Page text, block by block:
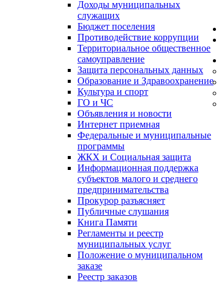
Доходы муниципальных
служащих
Бюджет поселения
Противодействие коррупции
Территориальное общественное
самоуправление
Защита персональных данных
Образование и Здравоохранение
Культура и спорт
ГО и ЧС
Объявления и новости
Интернет приемная
Федеральные и муниципальные
программы
ЖКХ и Социальная защита
Информационная поддержка
субъектов малого и среднего
предпринимательства
Прокурор разъясняет
Публичные слушания
Книга Памяти
Регламенты и реестр
муниципальных услуг
Положение о муниципальном
заказе
Реестр заказов